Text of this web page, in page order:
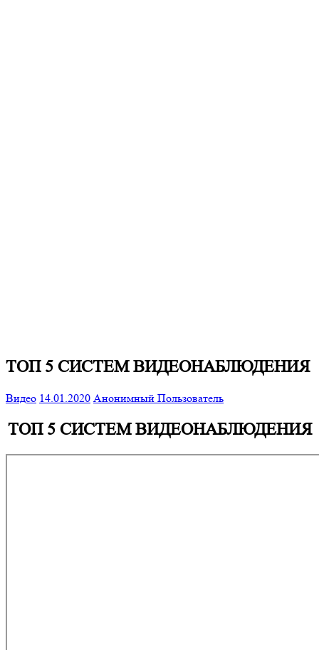
ТОП 5 СИСТЕМ ВИДЕОНАБЛЮДЕНИЯ
Видео 14.01.2020 Анонимный Пользователь
ТОП 5 СИСТЕМ ВИДЕОНАБЛЮДЕНИЯ